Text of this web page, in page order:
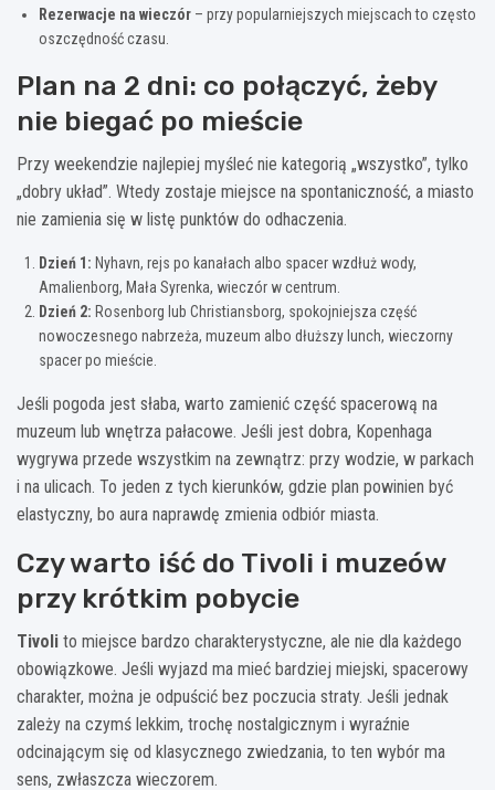
Rezerwacje na wieczór – przy popularniejszych miejscach to często
oszczędność czasu.
Plan na 2 dni: co połączyć, żeby
nie biegać po mieście
Przy weekendzie najlepiej myśleć nie kategorią „wszystko”, tylko
„dobry układ”. Wtedy zostaje miejsce na spontaniczność, a miasto
nie zamienia się w listę punktów do odhaczenia.
Dzień 1: Nyhavn, rejs po kanałach albo spacer wzdłuż wody,
Amalienborg, Mała Syrenka, wieczór w centrum.
Dzień 2: Rosenborg lub Christiansborg, spokojniejsza część
nowoczesnego nabrzeża, muzeum albo dłuższy lunch, wieczorny
spacer po mieście.
Jeśli pogoda jest słaba, warto zamienić część spacerową na
muzeum lub wnętrza pałacowe. Jeśli jest dobra, Kopenhaga
wygrywa przede wszystkim na zewnątrz: przy wodzie, w parkach
i na ulicach. To jeden z tych kierunków, gdzie plan powinien być
elastyczny, bo aura naprawdę zmienia odbiór miasta.
Czy warto iść do Tivoli i muzeów
przy krótkim pobycie
Tivoli to miejsce bardzo charakterystyczne, ale nie dla każdego
obowiązkowe. Jeśli wyjazd ma mieć bardziej miejski, spacerowy
charakter, można je odpuścić bez poczucia straty. Jeśli jednak
zależy na czymś lekkim, trochę nostalgicznym i wyraźnie
odcinającym się od klasycznego zwiedzania, to ten wybór ma
sens, zwłaszcza wieczorem.